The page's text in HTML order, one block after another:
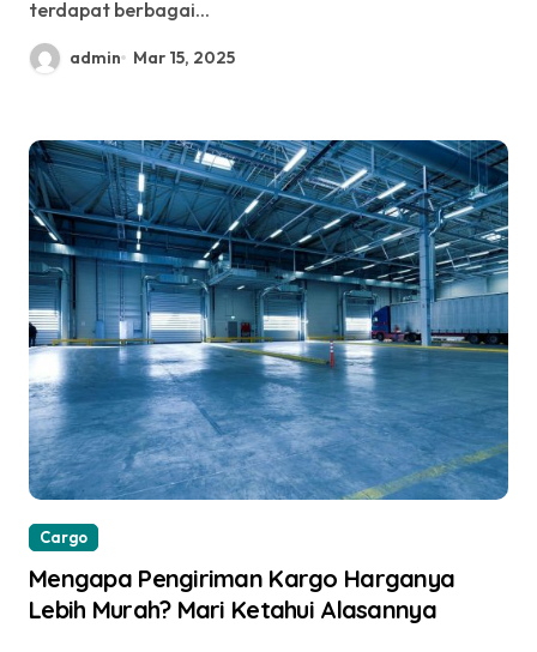
terdapat berbagai...
admin Mar 15, 2025
Cargo
Mengapa Pengiriman Kargo Harganya
Lebih Murah? Mari Ketahui Alasannya